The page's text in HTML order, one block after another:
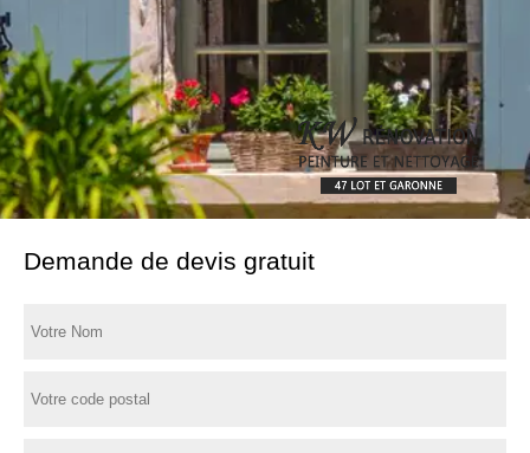
Demande de devis gratuit